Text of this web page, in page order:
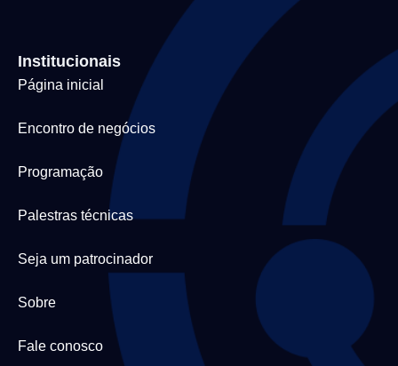
Institucionais
Página inicial
Encontro de negócios
Programação
Palestras técnicas
Seja um patrocinador
Sobre
Fale conosco